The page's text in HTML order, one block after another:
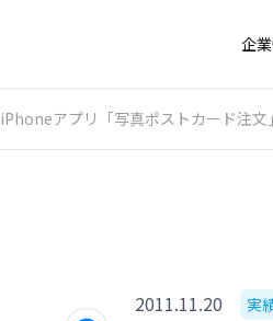
企
iPhoneアプリ「写真ポストカード注文
2011.11.20 実